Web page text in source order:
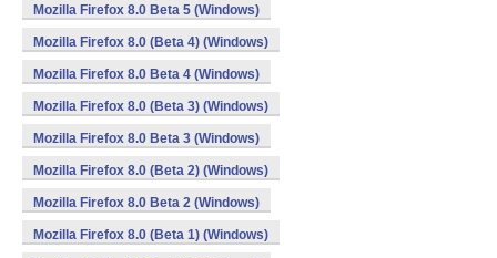
Mozilla Firefox 8.0 Beta 5 (Windows)
Mozilla Firefox 8.0 (Beta 4) (Windows)
Mozilla Firefox 8.0 Beta 4 (Windows)
Mozilla Firefox 8.0 (Beta 3) (Windows)
Mozilla Firefox 8.0 Beta 3 (Windows)
Mozilla Firefox 8.0 (Beta 2) (Windows)
Mozilla Firefox 8.0 Beta 2 (Windows)
Mozilla Firefox 8.0 (Beta 1) (Windows)